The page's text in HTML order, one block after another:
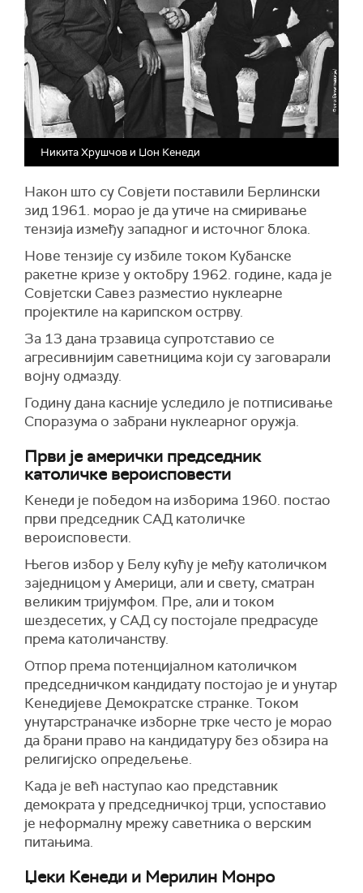
Никита Хрушчов и Џон Кенеди
Након што су Совјети поставили Берлински
зид 1961. морао је да утиче на смиривање
тензија између западног и источног блока.
Нове тензије су избиле током Кубанске
ракетне кризе у октобру 1962. године, када је
Совјетски Савез разместио нуклеарне
пројектиле на карипском острву.
За 13 дана трзавица супротставио се
агресивнијим саветницима који су заговарали
војну одмазду.
Годину дана касније уследило је потписивање
Споразума о забрани нуклеарног оружја.
Први је амерички председник
католичке вероисповести
Кенеди је победом на изборима 1960. постао
први председник САД католичке
вероисповести.
Његов избор у Белу кућу је међу католичком
заједницом у Америци, али и свету, сматран
великим тријумфом. Пре, али и током
шездесетих, у САД су постојале предрасуде
према католичанству.
Отпор према потенцијалном католичком
председничком кандидату постојао је и унутар
Кенедијеве Демократске странке. Током
унутарстраначке изборне трке често је морао
да брани право на кандидатуру без обзира на
религијско опредељење.
Када је већ наступао као представник
демократа у председничкој трци, успоставио
је неформалну мрежу саветника о верским
питањима.
Џеки Кенеди и Мерилин Монро